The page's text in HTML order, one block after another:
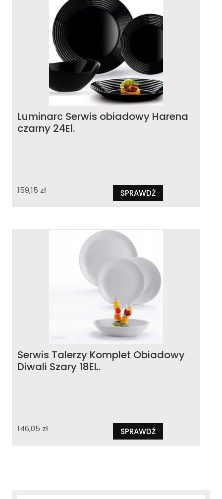
Luminarc Serwis obiadowy Harena
czarny 24El.
159,15 zł SPRAWDŹ
Serwis Talerzy Komplet Obiadowy
Diwali Szary 18EL.
146,05 zł SPRAWDŹ